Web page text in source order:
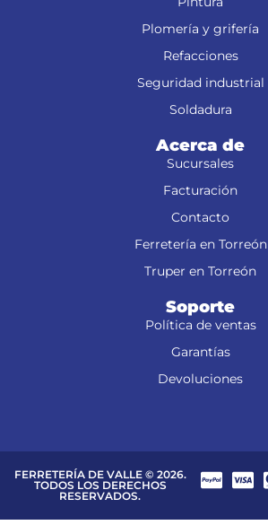
Plomería y grifería
Refacciones
Seguridad industrial
Soldadura
Acerca de
Sucursales
Facturación
Contacto
Ferretería en Torreón
Truper en Torreón
Soporte
Política de ventas
Garantías
Devoluciones
FERRETERÍA DE VALLE © 2026.
TODOS LOS DERECHOS
RESERVADOS.